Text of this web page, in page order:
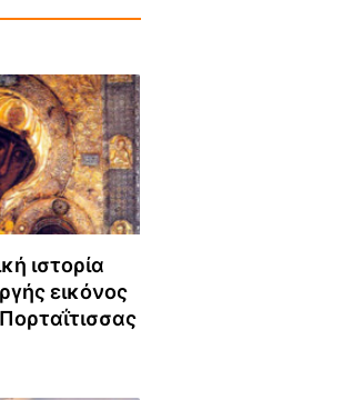
ιστορία
εικόνος